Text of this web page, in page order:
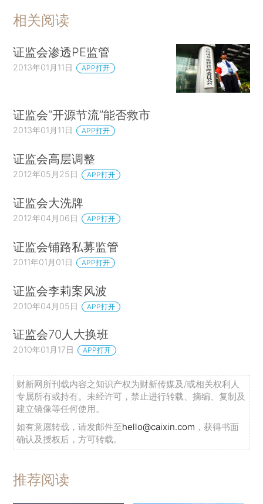
相关阅读
证监会渗透PE监管
2013年01月11日 APP打开
证监会“开源节流”能否救市
2013年01月11日 APP打开
证监会高层调整
2012年05月25日 APP打开
证监会大洗牌
2012年04月06日 APP打开
证监会铺路私募监管
2011年01月01日 APP打开
证监会李莉案风波
2010年04月05日 APP打开
证监会70人大换班
2010年01月17日 APP打开
财新网所刊载内容之知识产权为财新传媒及/或相关权利人
专属所有或持有。未经许可，禁止进行转载、摘编、复制及
建立镜像等任何使用。
如有意愿转载，请发邮件至hello@caixin.com ，获得书面
确认及授权后，方可转载。
推荐阅读